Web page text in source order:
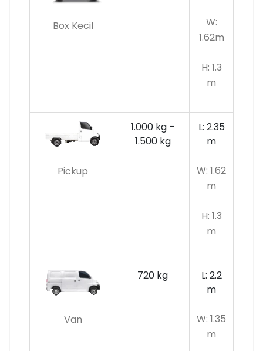
Box Kecil
W:
1.62m
H: 1.3
m
Pickup
1.000 kg –
1.500 kg
L: 2.35
m
W: 1.62
m
H: 1.3
m
Van
720 kg
L: 2.2
m
W: 1.35
m